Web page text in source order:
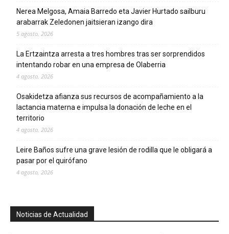
Nerea Melgosa, Amaia Barredo eta Javier Hurtado sailburu
arabarrak Zeledonen jaitsieran izango dira
5 agosto, 2026
La Ertzaintza arresta a tres hombres tras ser sorprendidos
intentando robar en una empresa de Olaberria
4 agosto, 2026
Osakidetza afianza sus recursos de acompañamiento a la
lactancia materna e impulsa la donación de leche en el
territorio
4 agosto, 2026
Leire Baños sufre una grave lesión de rodilla que le obligará a
pasar por el quirófano
4 agosto, 2026
Noticias de Actualidad